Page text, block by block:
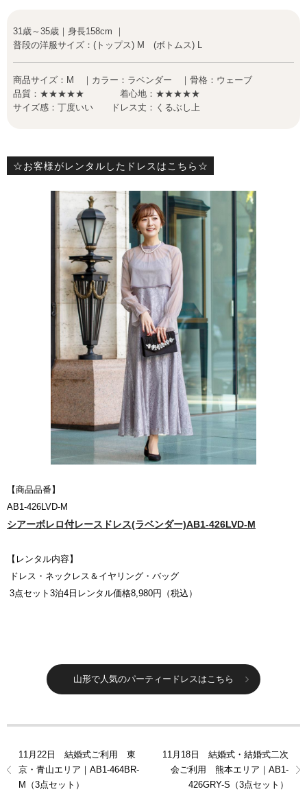
31歳～35歳｜身長158cm ｜
普段の洋服サイズ：(トップス) M (ボトムス) L
商品サイズ：M ｜カラー：ラベンダー ｜骨格：ウェーブ
品質：★★★★★ 着心地：★★★★★
サイズ感：丁度いい ドレス丈：くるぶし上
☆お客様がレンタルしたドレスはこちら☆
【商品品番】
AB1-426LVD-M
シアーボレロ付レースドレス(ラベンダー)AB1-426LVD-M
【レンタル内容】
ドレス・ネックレス＆イヤリング・バッグ
3点セット3泊4日レンタル価格8,980円（税込）
山形で人気のパーティードレスはこちら
11月22日 結婚式ご利用 東
京・青山エリア｜AB1-464BR-
M（3点セット）
11月18日 結婚式・結婚式二次
会ご利用 熊本エリア｜AB1-
426GRY-S（3点セット）